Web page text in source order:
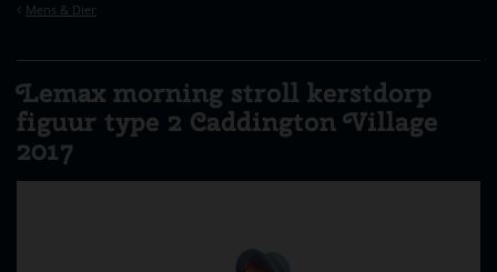
Mens & Dier
Lemax morning stroll kerstdorp
figuur type 2 Caddington Village
2017